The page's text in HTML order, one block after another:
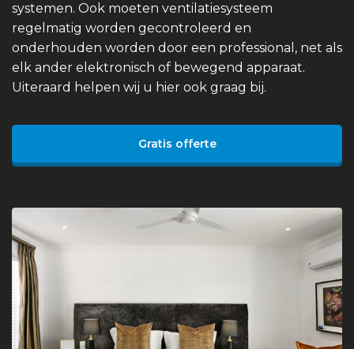
systemen. Ook moeten ventilatiesysteem
regelmatig worden gecontroleerd en
onderhouden worden door een professional, net als
elk ander elektronisch of bewegend apparaat.
Uiteraard helpen wij u hier ook graag bij.
Gratis offerte